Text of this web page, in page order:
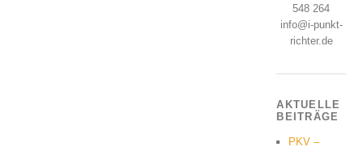
548 264
info@i-punkt-
richter.de
AKTUELLE
BEITRÄGE
PKV –